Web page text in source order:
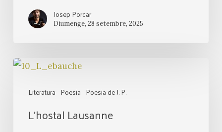
Josep Porcar
Diumenge, 28 setembre, 2025
Literatura Poesia Poesia de J. P.
L’hostal
L’hostal Lausanne